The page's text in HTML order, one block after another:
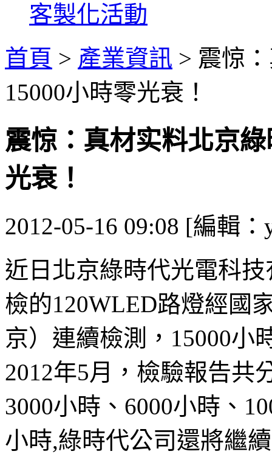
客製化活動
首頁 > 產業資訊 > 震惊
15000小時零光衰！
震惊：真材实料北京
光衰！
2012-05-16 09:08 [編輯：
近日北京綠時代光電科
檢的120WLED路燈經國
京）連續檢測，15000小
2012年5月，檢驗報告共
3000小時、6000小時、
小時,綠時代公司還將繼